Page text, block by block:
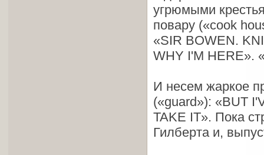
угрюмыми
повару («cook
«SIR BOWEN.
WHY I'M HERE».
И несем жаркое
(«guard»): «BUT
TAKE IT». Пока
Гилберта и,